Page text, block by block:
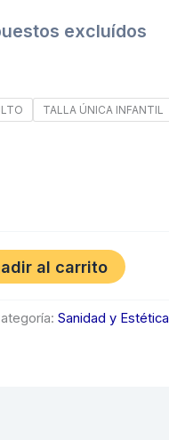
excluídos
TALLA ÚNICA INFANTIL
al carrito
Sanidad y Estética